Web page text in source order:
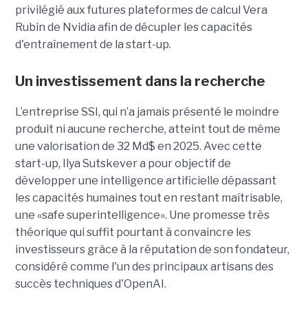
privilégié aux futures plateformes de calcul Vera
Rubin de Nvidia afin de décupler les capacités
d'entraînement de la start-up.
Un investissement dans la recherche
L’entreprise SSI, qui n’a jamais présenté le moindre
produit ni aucune recherche, atteint tout de même
une valorisation de 32 Md$ en 2025. Avec cette
start-up, Ilya Sutskever a pour objectif de
développer une intelligence artificielle dépassant
les capacités humaines tout en restant maîtrisable,
une «safe superintelligence». Une promesse très
théorique qui suffit pourtant à convaincre les
investisseurs grâce à la réputation de son fondateur,
considéré comme l'un des principaux artisans des
succès techniques d'OpenAI.